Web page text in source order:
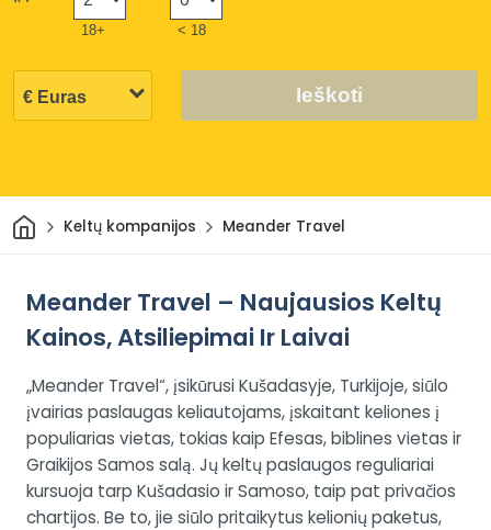
18+ < 18
Ieškoti
Pradžia
Keltų kompanijos Meander Travel
Meander Travel – Naujausios Keltų
Kainos, Atsiliepimai Ir Laivai
„Meander Travel“, įsikūrusi Kušadasyje, Turkijoje, siūlo
įvairias paslaugas keliautojams, įskaitant keliones į
populiarias vietas, tokias kaip Efesas, biblines vietas ir
Graikijos Samos salą. Jų keltų paslaugos reguliariai
kursuoja tarp Kušadasio ir Samoso, taip pat privačios
chartijos. Be to, jie siūlo pritaikytus kelionių paketus,